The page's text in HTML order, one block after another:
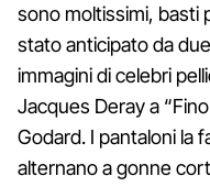
sono moltissimi, basti
stato anticipato da
immagini di celebri
Jacques Deray a
Godard. I pantaloni la
alternano a gonne